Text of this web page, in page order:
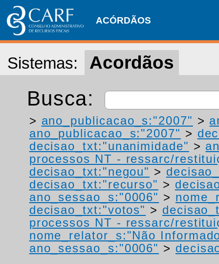
ACÓRDÃOS
Sistemas: Acordãos
Busca:
> ano_publicacao_s:"2007" >
ano_publicacao_s:"2007" >
decisao_txt:"unanimidade" >
processos NT - ressarc/
decisao_txt:"negou" >
decisao_txt:"recurso" >
ano_sessao_s:"0006" >
decisao_txt:"votos" >
processos NT - ressarc/
nome_relator_s:"Não
ano_sessao_s:"0006" >